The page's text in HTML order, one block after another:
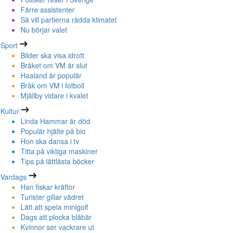
Färre assistenter
Så vill partierna rädda klimatet
Nu börjar valet
Sport
Bilder ska visa idrott
Bråket om VM är slut
Haaland är populär
Bråk om VM i fotboll
Mjällby vidare i kvalet
Kultur
Linda Hammar är död
Populär hjälte på bio
Hon ska dansa i tv
Titta på viktiga maskiner
Tips på lättlästa böcker
Vardags
Han fiskar kräftor
Turister gillar vädret
Lätt att spela minigolf
Dags att plocka blåbär
Kvinnor ser vackrare ut